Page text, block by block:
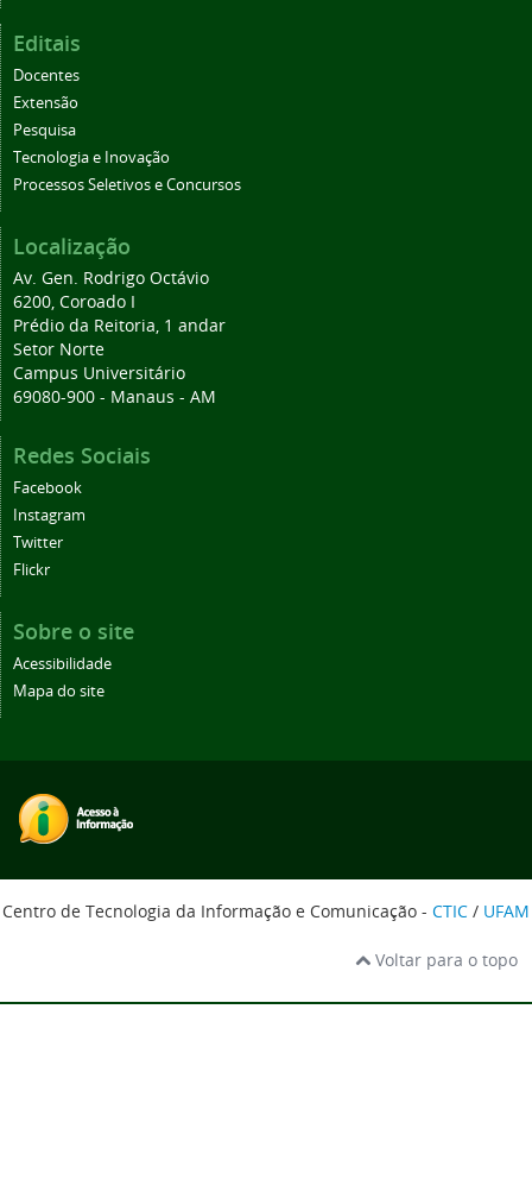
Editais
Docentes
Extensão
Pesquisa
Tecnologia e Inovação
Processos Seletivos e Concursos
Localização
Av. Gen. Rodrigo Octávio
6200, Coroado I
Prédio da Reitoria, 1 andar
Setor Norte
Campus Universitário
69080-900 - Manaus - AM
Redes Sociais
Facebook
Instagram
Twitter
Flickr
Sobre o site
Acessibilidade
Mapa do site
Centro de Tecnologia da Informação e Comunicação - CTIC / UFAM
Voltar para o topo